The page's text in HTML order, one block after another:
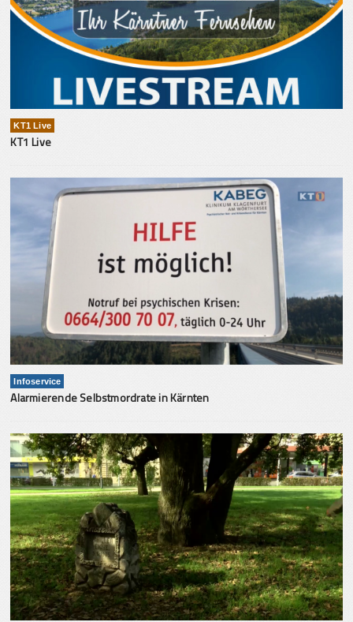
KT1 Live
KT1 Live
Infoservice
Alarmierende Selbstmordrate in Kärnten